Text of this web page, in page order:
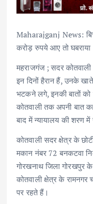
Maharajganj News:
करोड़ रुपये आए तो
महराजगंज ; सदर
इन दिनों हैरान हैं, उनके
भटकने लगे, इनकी बातों
कोतवाली तक अपनी बात
बाद में न्यायालय की शरण
कोतवाली सदर क्षेत्र के
मकान नंबर 72 बनकटवा
गोरखनाथ जिला गोरखपुर
कोतवाली क्षेत्र के
पर रहते हैं।